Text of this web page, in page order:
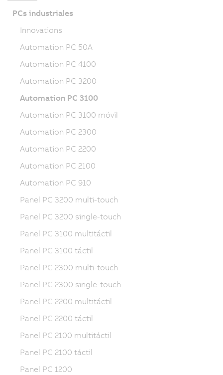
PCs industriales
Innovations
Automation PC 50A
Automation PC 4100
Automation PC 3200
Automation PC 3100
Automation PC 3100 móvil
Automation PC 2300
Automation PC 2200
Automation PC 2100
Automation PC 910
Panel PC 3200 multi-touch
Panel PC 3200 single-touch
Panel PC 3100 multitáctil
Panel PC 3100 táctil
Panel PC 2300 multi-touch
Panel PC 2300 single-touch
Panel PC 2200 multitáctil
Panel PC 2200 táctil
Panel PC 2100 multitáctil
Panel PC 2100 táctil
Panel PC 1200